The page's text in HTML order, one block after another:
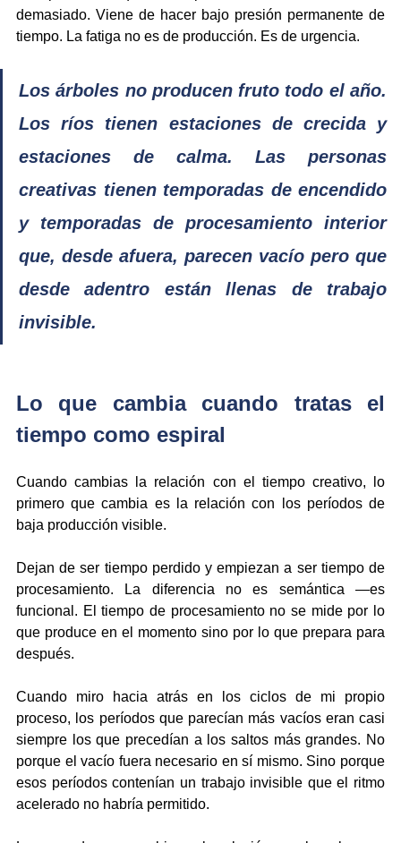
demasiado. Viene de hacer bajo presión permanente de
tiempo. La fatiga no es de producción. Es de urgencia.
Los árboles no producen fruto todo el año.
Los ríos tienen estaciones de crecida y
estaciones de calma. Las personas
creativas tienen temporadas de encendido
y temporadas de procesamiento interior
que, desde afuera, parecen vacío pero que
desde adentro están llenas de trabajo
invisible.
Lo que cambia cuando tratas el
tiempo como espiral
Cuando cambias la relación con el tiempo creativo, lo
primero que cambia es la relación con los períodos de
baja producción visible.
Dejan de ser tiempo perdido y empiezan a ser tiempo de
procesamiento. La diferencia no es semántica —es
funcional. El tiempo de procesamiento no se mide por lo
que produce en el momento sino por lo que prepara para
después.
Cuando miro hacia atrás en los ciclos de mi propio
proceso, los períodos que parecían más vacíos eran casi
siempre los que precedían a los saltos más grandes. No
porque el vacío fuera necesario en sí mismo. Sino porque
esos períodos contenían un trabajo invisible que el ritmo
acelerado no habría permitido.